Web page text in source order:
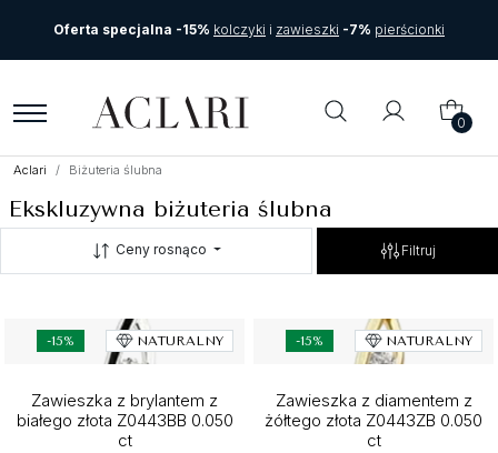
Oferta specjalna -15% kolczyki i zawieszki -7% pierścionki
0
Aclari Biżuteria ślubna
Ekskluzywna biżuteria ślubna
Ceny rosnąco Filtruj
-15% NATURALNY
Zawieszka z brylantem z
białego złota Z0443BB 0.050
ct
-15% NATURALNY
Zawieszka z diamentem z
żółtego złota Z0443ZB 0.050
ct